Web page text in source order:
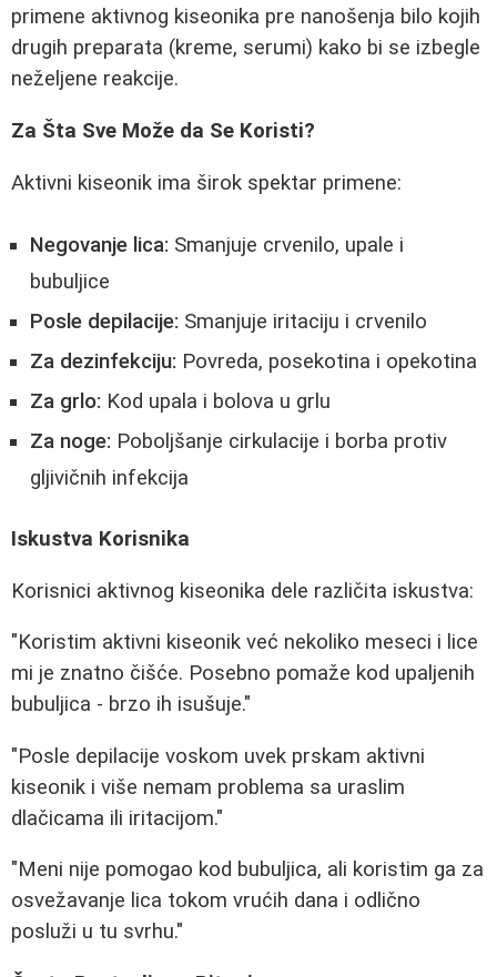
primene aktivnog kiseonika pre nanošenja bilo kojih
drugih preparata (kreme, serumi) kako bi se izbegle
neželjene reakcije.
Za Šta Sve Može da Se Koristi?
Aktivni kiseonik ima širok spektar primene:
Negovanje lica: Smanjuje crvenilo, upale i
bubuljice
Posle depilacije: Smanjuje iritaciju i crvenilo
Za dezinfekciju: Povreda, posekotina i opekotina
Za grlo: Kod upala i bolova u grlu
Za noge: Poboljšanje cirkulacije i borba protiv
gljivičnih infekcija
Iskustva Korisnika
Korisnici aktivnog kiseonika dele različita iskustva:
"Koristim aktivni kiseonik već nekoliko meseci i lice
mi je znatno čišće. Posebno pomaže kod upaljenih
bubuljica - brzo ih isušuje."
"Posle depilacije voskom uvek prskam aktivni
kiseonik i više nemam problema sa uraslim
dlačicama ili iritacijom."
"Meni nije pomogao kod bubuljica, ali koristim ga za
osvežavanje lica tokom vrućih dana i odlično
posluži u tu svrhu."